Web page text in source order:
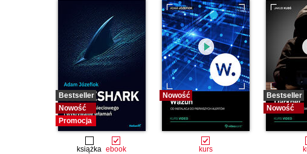
Bestseller
Nowość
Promocja
książka ebook
Nowość
kurs
Bestseller
Nowość